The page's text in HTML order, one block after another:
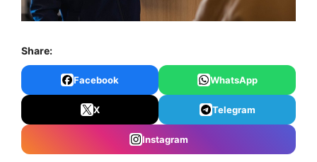
Share:
Facebook WhatsApp
X Telegram
Instagram